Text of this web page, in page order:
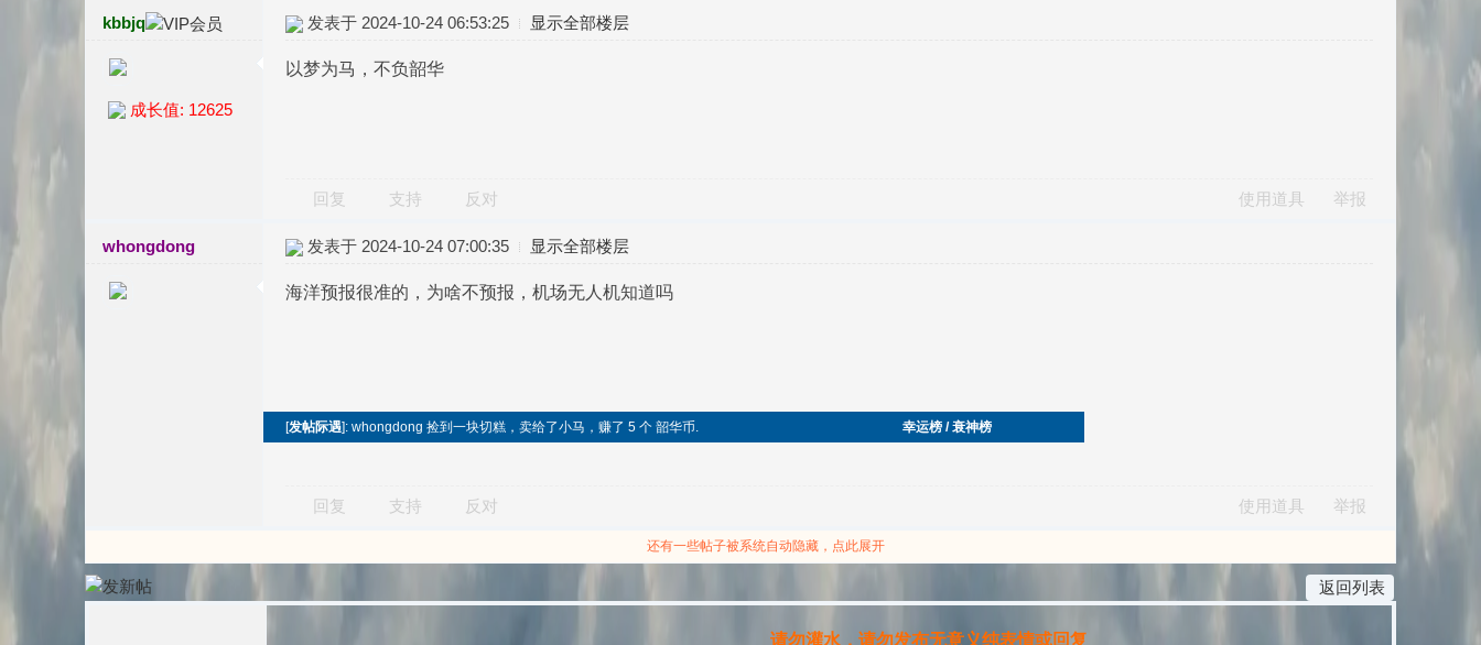
kbbjq
成长值: 12625
发表于 2024-10-24 06:53:25 显示全部楼层
以梦为马，不负韶华
回复 支持 反对 使用道具 举报
whongdong 发表于 2024-10-24 07:00:35 显示全部楼层
海洋预报很准的，为啥不预报，机场无人机知道吗
[发帖际遇]: whongdong 捡到一块切糕，卖给了小马，赚了 5 个 韶华币. 幸运榜 / 衰神榜
回复 支持 反对 使用道具 举报
还有一些帖子被系统自动隐藏，点此展开
返回列表
请勿灌水，请勿发布无意义纯表情或回复